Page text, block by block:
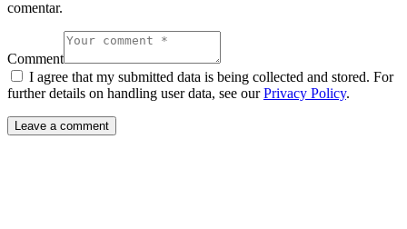
comentar.
Comment
I agree that my submitted data is being collected and stored. For
further details on handling user data, see ourPrivacy Policy.